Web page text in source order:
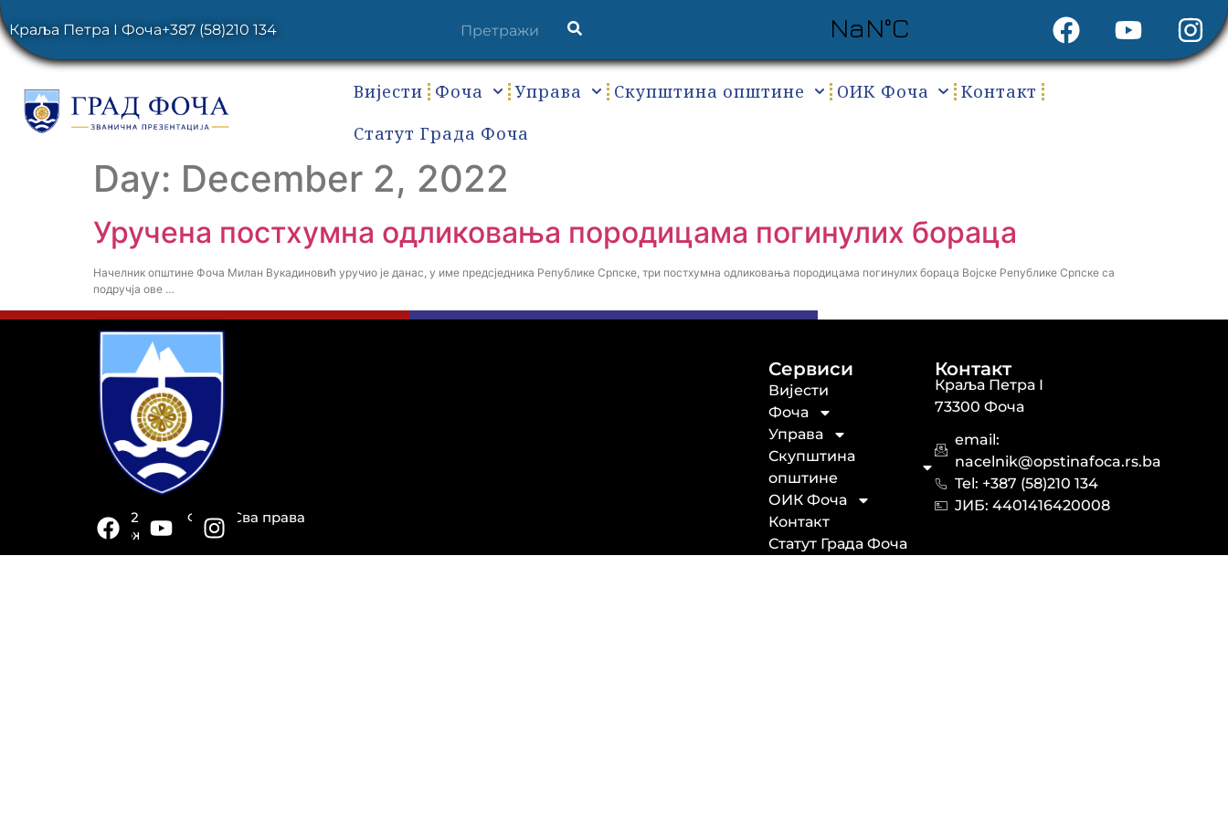
Краља Петра I Фоча+387 (58)210 134
Вијести Фоча Управа Скупштина општине ОИК Фоча
Контакт
Статут Града Фоча
Day: December 2, 2022
Уручена постхумна одликовања породицама погинулих бораца
Начелник општине Фоча Милан Вукадиновић уручио је данас, у име предсједника Републике Српске, три постхумна одликовања породицама погинулих бораца Војске Републике Српске са
подручја ове …
© 2026 Град Фоча. Сва права
задржана.
Сервиси
Вијести
Фоча
Управа
Скупштина
општине
ОИК Фоча
Контакт
Статут Града Фоча
Контакт
Краља Петра I
73300 Фоча
email:
nacelnik@opstinafoca.rs.ba
Tel: +387 (58)210 134
JИБ: 44014164​20008